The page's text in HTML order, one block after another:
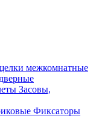
межкомнатные
Засовы,
Фиксаторы